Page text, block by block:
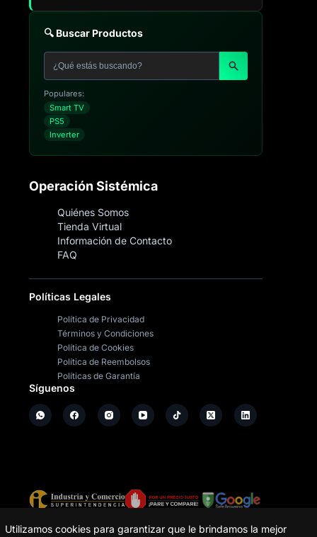
Utilizamos cookies para garantizar que le brindamos la mejor
🔍 Buscar Productos
Populares:
Smart TV
PS5
Inverter
Operación Sistémica
Quiénes Somos
Tienda Virtual
Información de Contacto
FAQ
Políticas Legales
Política de Privacidad
Términos y Condiciones
Política de Cookies
Política de Reembolsos
Políticas de Garantía
Síguenos
Copyright © - Operación Sistémica